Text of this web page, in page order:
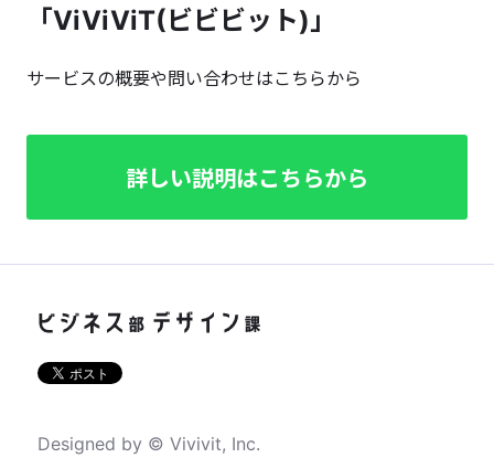
「ViViViT(ビビビット)」
サービスの概要や問い合わせはこちらから
詳しい説明はこちらから
Designed by © Vivivit, Inc.